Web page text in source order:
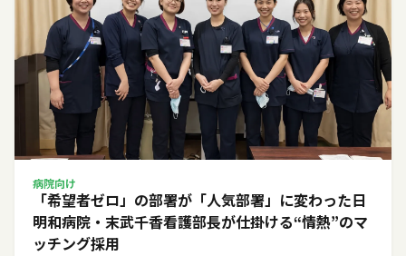
病院向け
「希望者ゼロ」の部署が「人気部署」に変わった日――
明和病院・末武千香看護部長が仕掛ける“情熱”のマ
ッチング採用